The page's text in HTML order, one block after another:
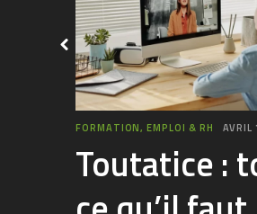
FORMATION, EMPLOI & RH AVRIL
Toutatice :